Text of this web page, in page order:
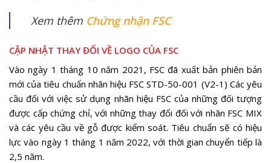
Xem thêm Chứng nhận FSC
CẬP NHẬT THAY ĐỔI VỀ LOGO CỦA FSC
Vào ngày 1 tháng 10 năm 2021, FSC đã xuất bản phiên bản
mới của tiêu chuẩn nhãn hiệu FSC STD-50-001 (V2-1) Các yêu
cầu đối với việc sử dụng nhãn hiệu FSC của những đối tượng
được cấp chứng chỉ, với những thay đổi đối với nhãn FSC MIX
và các yêu cầu về gỗ được kiểm soát. Tiêu chuẩn sẽ có hiệu
lực vào ngày 1 tháng 1 năm 2022, với thời gian chuyển tiếp là
2,5 năm.